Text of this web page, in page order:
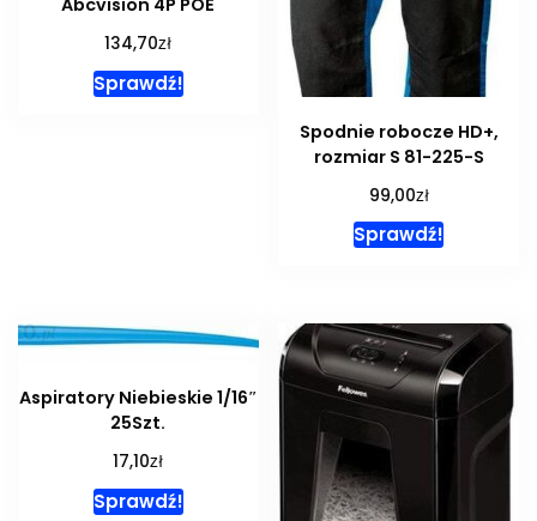
Abcvision 4P POE
134,70zł
Sprawdź!
Spodnie robocze HD+,
rozmiar S 81-225-S
99,00zł
Sprawdź!
Aspiratory Niebieskie 1/16″
25Szt.
17,10zł
Sprawdź!